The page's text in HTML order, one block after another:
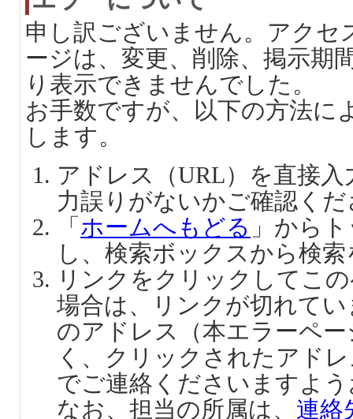
申し訳ございません。アクセ
ージは、変更、削除、掲示期
り表示できませんでした。
お手数ですが、以下の方法に
します。
アドレス（URL）を直接
力誤りがないかご確認く
「 ホームへもどる 」から
し、検索ボックスから検
リンクをクリックしてこ
場合は、リンクが切れて
のアドレス（本エラーペ
く、クリックされたアド
でご連絡くださいますよ
なお、担当の所属は、 連絡